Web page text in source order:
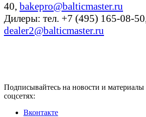
40, bakepro@balticmaster.ru
Дилеры: тел. +7 (495) 165-08-
dealer2@balticmaster.ru
Подписывайтесь на новости и материалы
соцсетях:
Вконтакте